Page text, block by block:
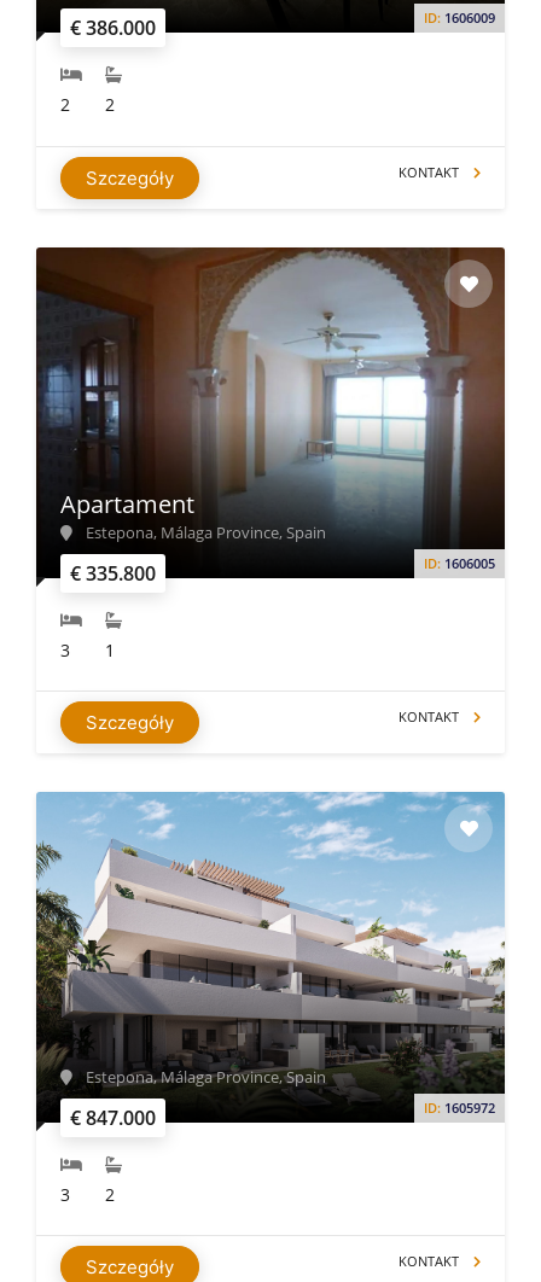
€ 386.000 ID: 1606009
2 2
Szczegóły KONTAKT
€ 335.800 ID: 1606005
Apartament
Estepona, Málaga Province, Spain
3 1
Szczegóły KONTAKT
€ 847.000 ID: 1605972
Estepona, Málaga Province, Spain
3 2
Szczegóły KONTAKT